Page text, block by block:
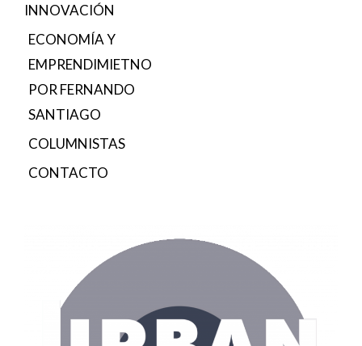
INNOVACIÓN
ECONOMÍA Y
EMPRENDIMIETNO
POR FERNANDO
SANTIAGO
COLUMNISTAS
CONTACTO